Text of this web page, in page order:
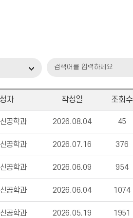
자 작성일 조회수
공학과 2026.08.04 45
공학과 2026.07.16 376
공학과 2026.06.09 954
공학과 2026.06.04 1074
공학과 2026.05.19 1951